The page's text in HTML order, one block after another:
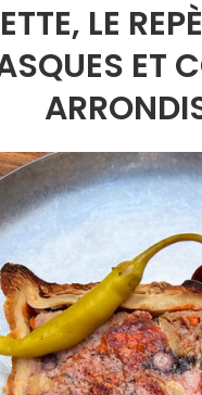
LE
ET